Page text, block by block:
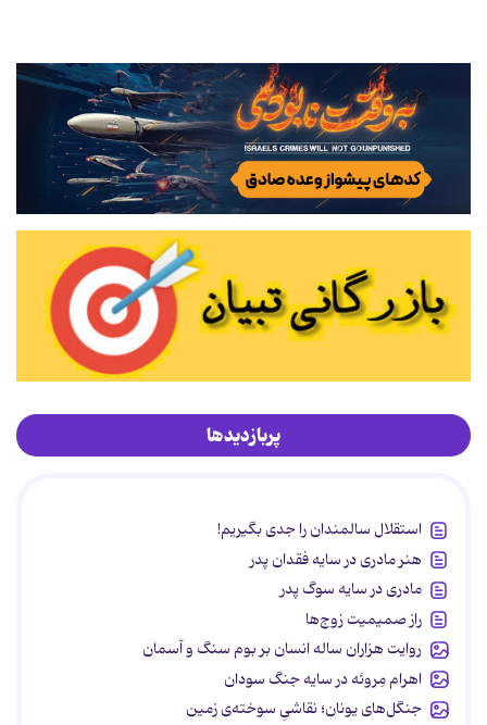
پربازدیدها
استقلال سالمندان را جدی بگیریم!
هنر مادری در سایه‌ فقدان پدر
مادری در سایه سوگ پدر
راز صمیمیت زوج‌ها
روایت هزاران ساله انسان بر بوم سنگ و آسمان
اهرام مِروئه در سایه جنگ سودان
جنگل‌های یونان؛ نقاشیِ سوخته‌ی زمین